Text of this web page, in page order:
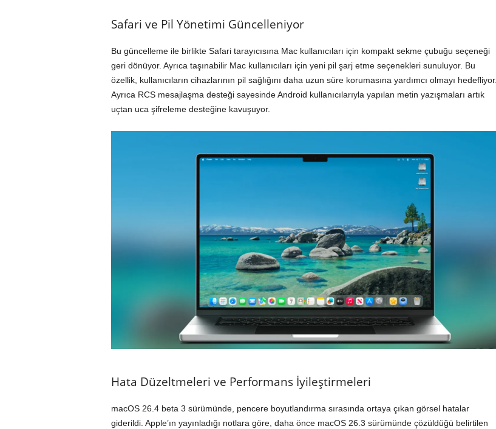
Safari ve Pil Yönetimi Güncelleniyor
Bu güncelleme ile birlikte Safari tarayıcısına Mac kullanıcıları için kompakt sekme çubuğu seçeneği
geri dönüyor. Ayrıca taşınabilir Mac kullanıcıları için yeni pil şarj etme seçenekleri sunuluyor. Bu
özellik, kullanıcıların cihazlarının pil sağlığını daha uzun süre korumasına yardımcı olmayı hedefliyor.
Ayrıca RCS mesajlaşma desteği sayesinde Android kullanıcılarıyla yapılan metin yazışmaları artık
uçtan uca şifreleme desteğine kavuşuyor.
Hata Düzeltmeleri ve Performans İyileştirmeleri
macOS 26.4 beta 3 sürümünde, pencere boyutlandırma sırasında ortaya çıkan görsel hatalar
giderildi. Apple’ın yayınladığı notlara göre, daha önce macOS 26.3 sürümünde çözüldüğü belirtilen